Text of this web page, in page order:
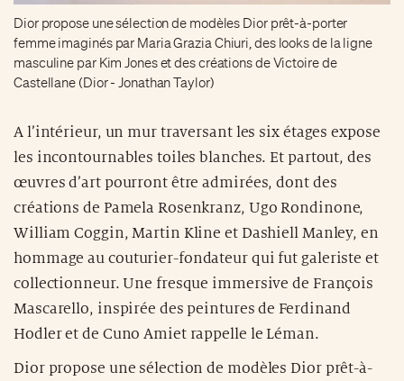
Dior propose une sélection de modèles Dior prêt-à-porter
femme imaginés par Maria Grazia Chiuri, des looks de la ligne
masculine par Kim Jones et des créations de Victoire de
Castellane (Dior - Jonathan Taylor)
A l’intérieur, un mur traversant les six étages expose
les incontournables toiles blanches. Et partout, des
œuvres d’art pourront être admirées, dont des
créations de Pamela Rosenkranz, Ugo Rondinone,
William Coggin, Martin Kline et Dashiell Manley, en
hommage au couturier-fondateur qui fut galeriste et
collectionneur. Une fresque immersive de François
Mascarello, inspirée des peintures de Ferdinand
Hodler et de Cuno Amiet rappelle le Léman.
Dior propose une sélection de modèles Dior prêt-à-